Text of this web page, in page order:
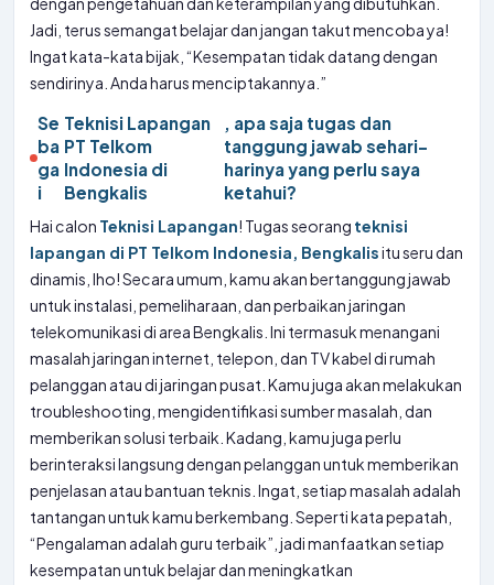
Jadi, terus semangat belajar dan jangan takut mencoba ya!
Ingat kata-kata bijak, “Kesempatan tidak datang dengan
sendirinya. Anda harus menciptakannya.”
Se
ba
ga
i
Teknisi Lapangan
PT Telkom
Indonesia di
Bengkalis
, apa saja tugas dan
tanggung jawab sehari-
harinya yang perlu saya
ketahui?
Hai calon Teknisi Lapangan! Tugas seorang teknisi
lapangan di PT Telkom Indonesia, Bengkalisitu seru dan
dinamis, lho! Secara umum, kamu akan bertanggung jawab
untuk instalasi, pemeliharaan, dan perbaikan jaringan
telekomunikasi di area Bengkalis. Ini termasuk menangani
masalah jaringan internet, telepon, dan TV kabel di rumah
pelanggan atau di jaringan pusat. Kamu juga akan melakukan
troubleshooting, mengidentifikasi sumber masalah, dan
memberikan solusi terbaik. Kadang, kamu juga perlu
berinteraksi langsung dengan pelanggan untuk memberikan
penjelasan atau bantuan teknis. Ingat, setiap masalah adalah
tantangan untuk kamu berkembang. Seperti kata pepatah,
“Pengalaman adalah guru terbaik”, jadi manfaatkan setiap
kesempatan untuk belajar dan meningkatkan